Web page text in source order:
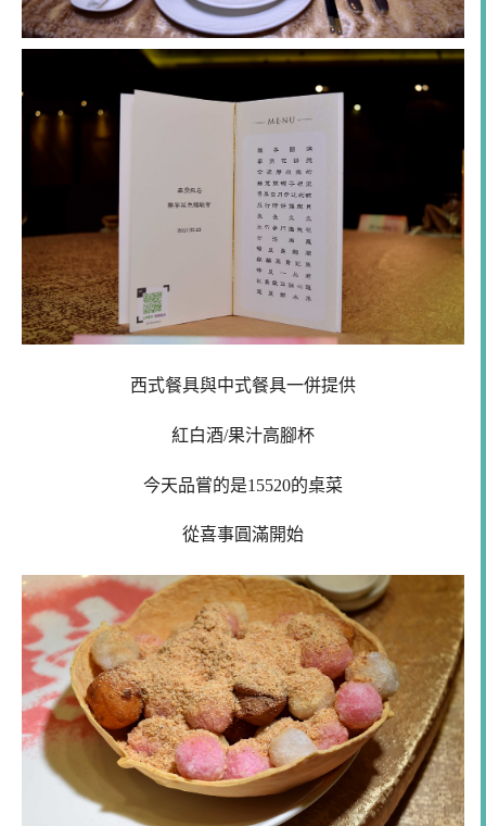
西式餐具與中式餐具一併提供
紅白酒/果汁高腳杯
今天品嘗的是15520的桌菜
從喜事圓滿開始